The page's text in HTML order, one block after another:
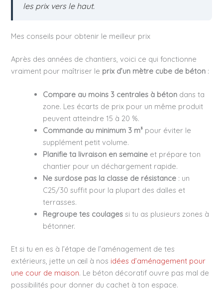
les prix vers le haut.
Mes conseils pour obtenir le meilleur prix
Après des années de chantiers, voici ce qui fonctionne
vraiment pour maîtriser le prix d’un mètre cube de béton :
Compare au moins 3 centrales à béton dans ta
zone. Les écarts de prix pour un même produit
peuvent atteindre 15 à 20 %.
Commande au minimum 3 m³ pour éviter le
supplément petit volume.
Planifie ta livraison en semaine et prépare ton
chantier pour un déchargement rapide.
Ne surdose pas la classe de résistance : un
C25/30 suffit pour la plupart des dalles et
terrasses.
Regroupe tes coulages si tu as plusieurs zones à
bétonner.
Et si tu en es à l’étape de l’aménagement de tes
extérieurs, jette un œil à nos idées d’aménagement pour
une cour de maison. Le béton décoratif ouvre pas mal de
possibilités pour donner du cachet à ton espace.